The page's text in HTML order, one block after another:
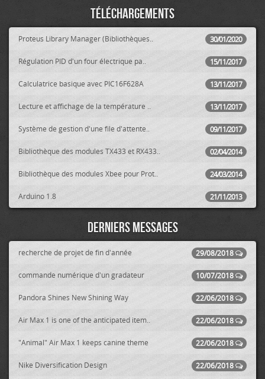
Téléchargements
30/01/2020
Proteus Library Manager (Bibliothèques..
15/11/2017
Régulation PID d'un four électrique pa..
13/11/2017
Calculatrice basique avec PIC16F628A
13/11/2017
Lecture et affichage de la température ..
09/11/2017
Système de gestion d'une file d'attente..
02/04/2014
Bibliothèque des modules TX433 et RX433..
24/03/2014
Bibliothèque des modules Xbee pour Prot..
21/11/2013
Arduino 1.8
Derniers messages
29/08/2018
recherche de projet de fin d'année
10/07/2018
commande numérique d'un gradateur
22/06/2018
Pandora Shines New Shining Way
22/06/2018
Air Max 1 is one of the anticipated item..
22/06/2018
"Animal" Air Max 1 keeps canine theme
22/06/2018
Nike Diversification Design